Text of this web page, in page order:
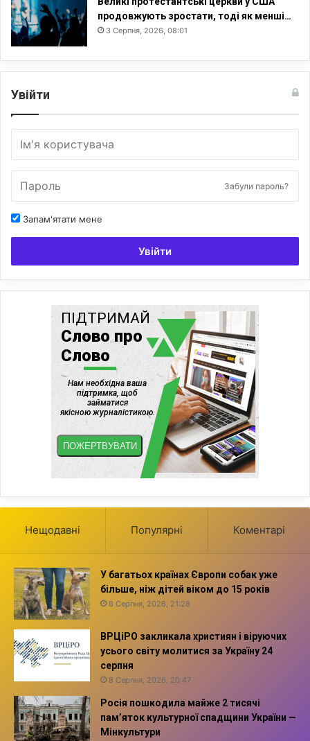
продовжують зростати, тоді як менші…
3 Серпня, 2026, 08:01
Увійти
Забули пароль?
Запам'ятати мене
Увійти
Нещодавні Популярні Коментарі
У багатьох країнах Європи собак уже
більше, ніж дітей віком до 15 років
8 Серпня, 2026, 21:28
ВРЦіРО закликала християн і віруючих
усього світу молитися за Україну 24
серпня
8 Серпня, 2026, 20:47
Росія пошкодила майже 2 тисячі
пам’яток культурної спадщини України —
Мінкультури